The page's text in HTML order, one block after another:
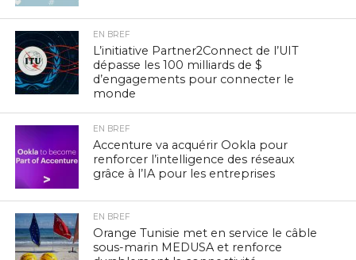
EN BREF
L’initiative Partner2Connect de l’UIT
dépasse les 100 milliards de $
d’engagements pour connecter le
monde
EN BREF
Accenture va acquérir Ookla pour
renforcer l’intelligence des réseaux
grâce à l’IA pour les entreprises
EN BREF
Orange Tunisie met en service le câble
sous-marin MEDUSA et renforce